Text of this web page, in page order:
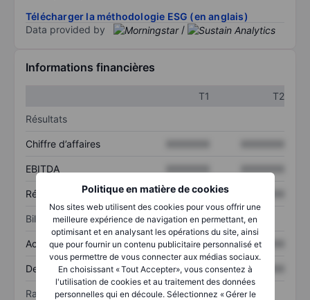
Politique en matière de cookies
Nos sites web utilisent des cookies pour vous offrir une
meilleure expérience de navigation en permettant, en
optimisant et en analysant les opérations du site, ainsi
que pour fournir un contenu publicitaire personnalisé et
vous permettre de vous connecter aux médias sociaux.
En choisissant « Tout Accepter», vous consentez à
l'utilisation de cookies et au traitement des données
personnelles qui en découle. Sélectionnez « Gérer le
Télécharger la méthodologie ESG (en anglais)
Data provided by
/
Informations financières
T1
T2
Résultats
Chiffre d’affaires
EBITDA
Résultat net XXXXXXX
Bilan
Actif total XXXXXXX XXXXXXX
Dette totale XXXXXXX XXXXXXX
Ratios